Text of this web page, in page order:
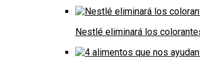
Nestlé eliminará los